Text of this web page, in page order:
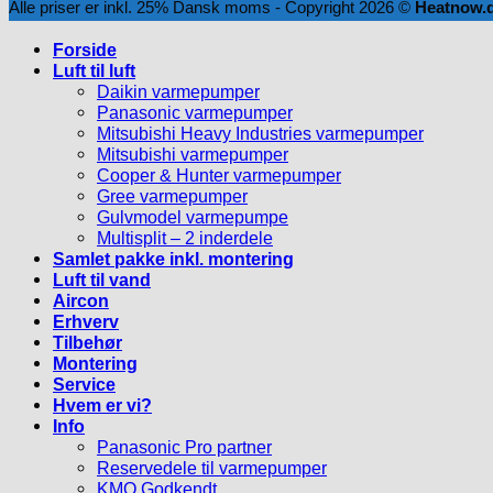
Alle priser er inkl. 25% Dansk moms - Copyright 2026 ©
Forside
Luft til luft
Daikin varmepumper
Panasonic varmepumper
Mitsubishi Heavy Industries varmepumper
Mitsubishi varmepumper
Cooper & Hunter varmepumper
Gree varmepumper
Gulvmodel varmepumpe
Multisplit – 2 inderdele
Samlet pakke inkl. montering
Luft til vand
Aircon
Erhverv
Tilbehør
Montering
Service
Hvem er vi?
Info
Panasonic Pro partner
Reservedele til varmepumper
KMO Godkendt